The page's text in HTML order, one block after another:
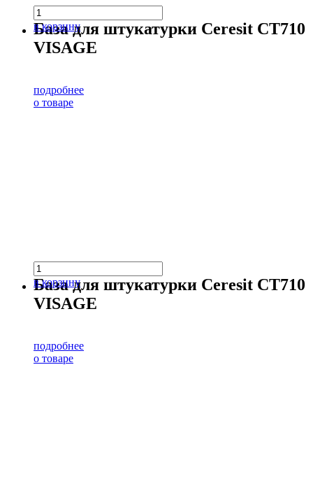
в корзину
База для штукатурки Ceresit CT710
VISAGE
подробнее
о товаре
в корзину
База для штукатурки Ceresit CT710
VISAGE
подробнее
о товаре